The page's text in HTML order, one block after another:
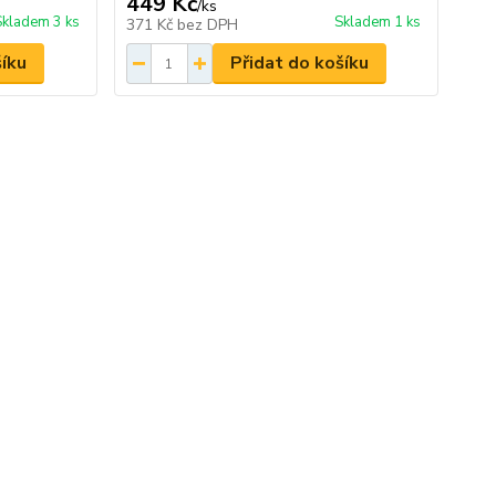
3 ks
/ks
371 Kč bez DPH Skladem 1 ks
Přidat do košíku